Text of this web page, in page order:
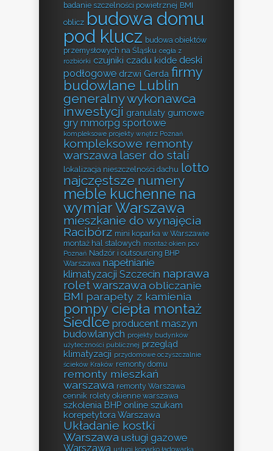
badanie szczelności powietrznej BMI
oblicz budowa domu
pod klucz budowa obiektów
przemysłowych na Śląsku cegła z
rozbiórki czujniki czadu kidde deski
podłogowe drzwi Gerda firmy
budowlane Lublin
generalny wykonawca
inwestycji granulaty gumowe
gry mmorpg sportowe
kompleksowe projekty wnętrz Poznań
kompleksowe remonty
warszawa laser do stali
lokalizacja nieszczelności dachu lotto
najczęstsze numery
meble kuchenne na
wymiar Warszawa
mieszkanie do wynajęcia
Racibórz mini koparka w Warszawie
montaż hal stalowych montaż okien pcv
Poznań Nadzór i outsourcing BHP
Warszawa napełnianie
klimatyzacji Szczecin naprawa
rolet warszawa obliczanie
BMI parapety z kamienia
pompy ciepła montaż
Siedlce producent maszyn
budowlanych projekty budynków
użyteczności publicznej przegląd
klimatyzacji przydomowe oczyszczalnie
ścieków Kraków remonty domu
remonty mieszkań
warszawa remonty Warszawa
cennik rolety okienne warszawa
szkolenia BHP online szukam
korepetytora Warszawa
Układanie kostki
Warszawa usługi gazowe
Warszawa usługi koparko ładowarką